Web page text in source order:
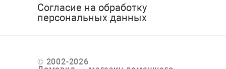
Согласие на обработку
персональных данных
© 2002-2026